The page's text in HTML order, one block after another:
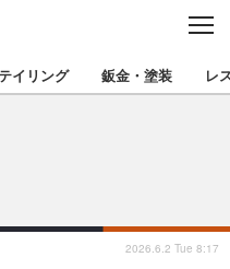
C
S
E
ロショップを地域から探す
北陸
イリング 鈑金・塗装 レ
2026.6.2 Tue 8:17